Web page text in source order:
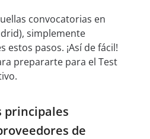
convocatorias en
simplemente
estos pasos. ¡Así de fácil!
prepararte para el Test
principales
de